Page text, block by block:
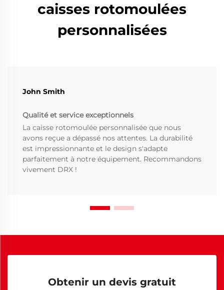
caisses rotomoulées
personnalisées
John Smith
Qualité et service exceptionnels
La caisse rotomoulée personnalisée que nous
avons reçue a dépassé nos attentes. La durabilité
est impressionnante et le design s'adapte
parfaitement à notre équipement. Recommandons
vivement DRX !
Obtenir un devis gratuit